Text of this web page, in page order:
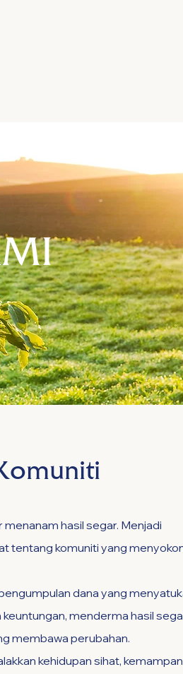
hasil segar. Menjadi
tentang komuniti yang
dana yang
menderma hasil
membawa perubahan.
kehidupan sihat,